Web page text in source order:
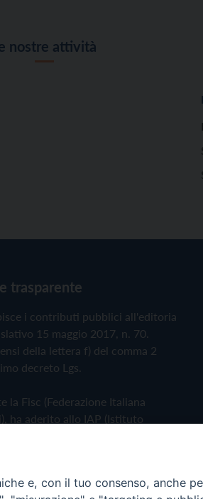
nostre attività
trasparente
i contributi pubblici all'editoria
15 maggio 2017, n. 70.
della lettera f) del comma 2
decreto Lgs.
la Fisc (Federazione Italiana
ha aderito allo IAP (Istituto
Policy
e, con il tuo consenso, anche